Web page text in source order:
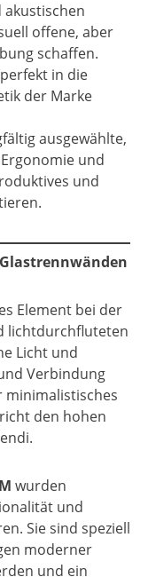
akustischen
offene, aber
schaffen.
in die
der Marke
ausgewählte,
und
und
Element bei der
lichtdurchfluteten
Licht und
Verbindung
minimalistisches
den hohen
wurden
und
Sie sind speziell
moderner
und ein